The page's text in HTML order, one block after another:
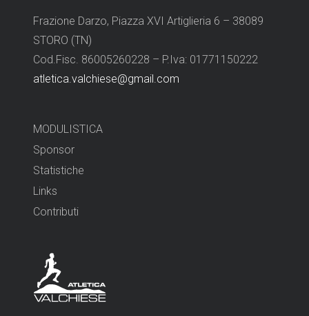
Frazione Darzo, Piazza XVI Artiglieria 6 – 38089
STORO (TN)
Cod.Fisc. 86005260228 – P.Iva: 01771150222
atletica.valchiese@gmail.com
MODULISTICA
Sponsor
Statistiche
Links
Contributi